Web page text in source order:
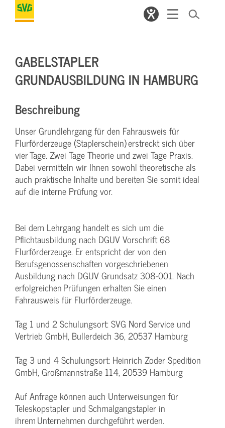
GABELSTAPLER
GRUNDAUSBILDUNG IN HAMBURG
Beschreibung
Unser Grundlehrgang für den Fahrausweis für
Flurförderzeuge (Staplerschein) erstreckt sich über
vier Tage. Zwei Tage Theorie und zwei Tage Praxis.
Dabei vermitteln wir Ihnen sowohl theoretische als
auch praktische Inhalte und bereiten Sie somit ideal
auf die interne Prüfung vor.
Bei dem Lehrgang handelt es sich um die
Pflichtausbildung nach DGUV Vorschrift 68
Flurförderzeuge. Er entspricht der von den
Berufsgenossenschaften vorgeschriebenen
Ausbildung nach DGUV Grundsatz 308-001. Nach
erfolgreichen Prüfungen erhalten Sie einen
Fahrausweis für Flurförderzeuge.
Tag 1 und 2 Schulungsort: SVG Nord Service und
Vertrieb GmbH, Bullerdeich 36, 20537 Hamburg
Tag 3 und 4 Schulungsort: Heinrich Zoder Spedition
GmbH, Großmannstraße 114, 20539 Hamburg
Auf Anfrage können auch Unterweisungen für
Teleskopstapler und Schmalgangstapler in
ihrem Unternehmen durchgeführt werden.